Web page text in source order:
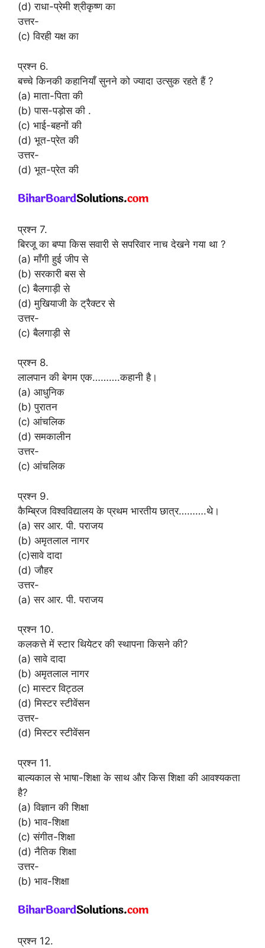
(d) राधा-प्रेमी श्रीकृष्ण का
उत्तर-
(c) विरही यक्ष का
प्रश्न 6.
बच्चे किनकी कहानियाँ सुनने को ज्यादा उत्सुक रहते हैं ?
(a) माता-पिता की
(b) पास-पड़ोस की .
(c) भाई-बहनों की
(d) भूत-प्रेत की
उत्तर-
(d) भूत-प्रेत की
प्रश्न 7.
बिरजू का बप्पा किस सवारी से सपरिवार नाच देखने गया था ?
(a) माँगी हुई जीप से
(b) सरकारी बस से
(c) बैलगाड़ी से
(d) मुखियाजी के ट्रैक्टर से
उत्तर-
(c) बैलगाड़ी से
प्रश्न 8.
लालपान की बेगम एक……….कहानी है।
(a) आधुनिक
(b) पुरातन
(c) आंचलिक
(d) समकालीन
उत्तर-
(c) आंचलिक
प्रश्न 9.
कैम्ब्रिज विश्वविद्यालय के प्रथम भारतीय छात्र……….थे।
(a) सर आर. पी. पराजय
(b) अमृतलाल नागर
(c)सावे दादा
(d) जौहर
उत्तर-
(a) सर आर. पी. पराजय
प्रश्न 10.
कलकत्ते में स्टार थियेटर की स्थापना किसने की?
(a) सावे दादा
(b) अमृतलाल नागर
(c) मास्टर विट्ठल
(d) मिस्टर स्टीवेंसन
उत्तर-
(d) मिस्टर स्टीवेंसन
प्रश्न 11.
बाल्यकाल से भाषा-शिक्षा के साथ और किस शिक्षा की आवश्यकता
है?
(a) विज्ञान की शिक्षा
(b) भाव-शिक्षा
(c) संगीत-शिक्षा
(d) नैतिक शिक्षा
उत्तर-
(b) भाव-शिक्षा
प्रश्न 12.